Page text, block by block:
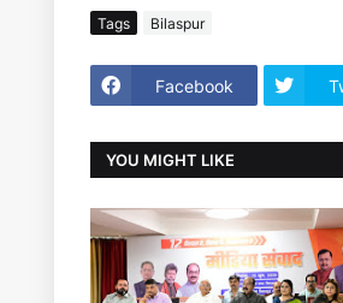
Tags Bilaspur
Facebook
YOU MIGHT LIKE